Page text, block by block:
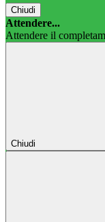
Chiudi
Attendere...
Attendere il
Chiudi